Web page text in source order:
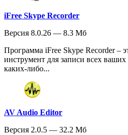
iFree Skype Recorder
Версия 8.0.26 — 8.3 Мб
Программа iFree Skype Recorder –
инструмент для записи всех ваших
каких-либо...
AV Audio Editor
Версия 2.0.5 — 32.2 Мб